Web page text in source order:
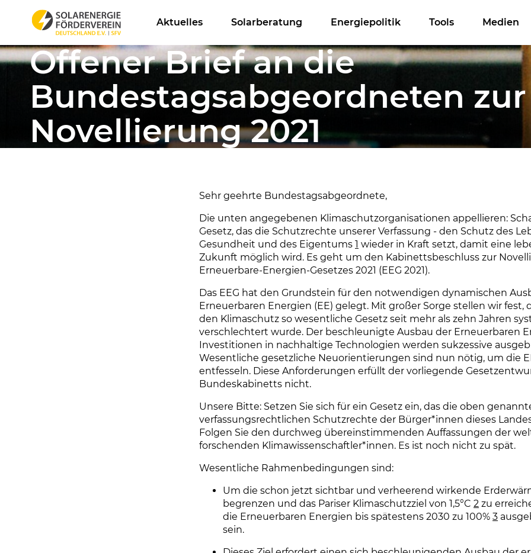
Aktuelles Solarberatung Energiepolitik Tools Medien
Offener Brief an die
Bundestagsabgeordneten zur
Novellierung 2021
Sehr geehrte Bundestagsabgeordnete,
Die unten angegebenen Klimaschutzorganisationen appellieren:
Gesetz, das die Schutzrechte unserer Verfassung - den Schutz des
Gesundheit und des Eigentums 1 wieder in Kraft setzt, damit eine
Zukunft möglich wird. Es geht um den Kabinettsbeschluss zur
Erneuerbare-Energien-Gesetzes 2021 (EEG 2021).
Das EEG hat den Grundstein für den notwendigen dynamischen
Erneuerbaren Energien (EE) gelegt. Mit großer Sorge stellen wir fest,
den Klimaschutz so wesentliche Gesetz seit mehr als zehn Jahren
verschlechtert wurde. Der beschleunigte Ausbau der Erneuerbaren
Investitionen in nachhaltige Technologien werden sukzessive
Wesentliche gesetzliche Neuorientierungen sind nun nötig, um die
entfesseln. Diese Anforderungen erfüllt der vorliegende
Bundeskabinetts nicht.
Unsere Bitte: Setzen Sie sich für ein Gesetz ein, das die oben
verfassungsrechtlichen Schutzrechte der Bürger*innen dieses
Folgen Sie den durchweg übereinstimmenden Auffassungen der
forschenden Klimawissenschaftler*innen. Es ist noch nicht zu spät.
Wesentliche Rahmenbedingungen sind:
Um die schon jetzt sichtbar und verheerend wirkende
begrenzen und das Pariser Klimaschutzziel von 1,5°C 2 zu
die Erneuerbaren Energien bis spätestens 2030 zu 100% 3
sein.